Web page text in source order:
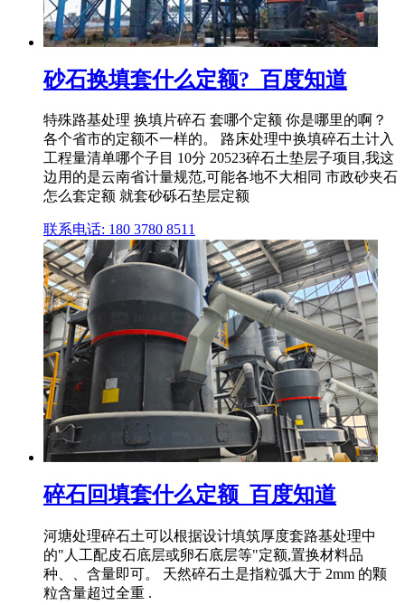
砂石换填套什么定额?_百度知道
特殊路基处理 换填片碎石 套哪个定额 你是哪里的啊？
各个省市的定额不一样的。 路床处理中换填碎石土计入
工程量清单哪个子目 10分 20523碎石土垫层子项目,我这
边用的是云南省计量规范,可能各地不大相同 市政砂夹石
怎么套定额 就套砂砾石垫层定额
联系电话: 180 3780 8511
碎石回填套什么定额_百度知道
河塘处理碎石土可以根据设计填筑厚度套路基处理中
的"人工配皮石底层或卵石底层等"定额,置换材料品
种、、含量即可。 天然碎石土是指粒弧大于 2mm 的颗
粒含量超过全重 .